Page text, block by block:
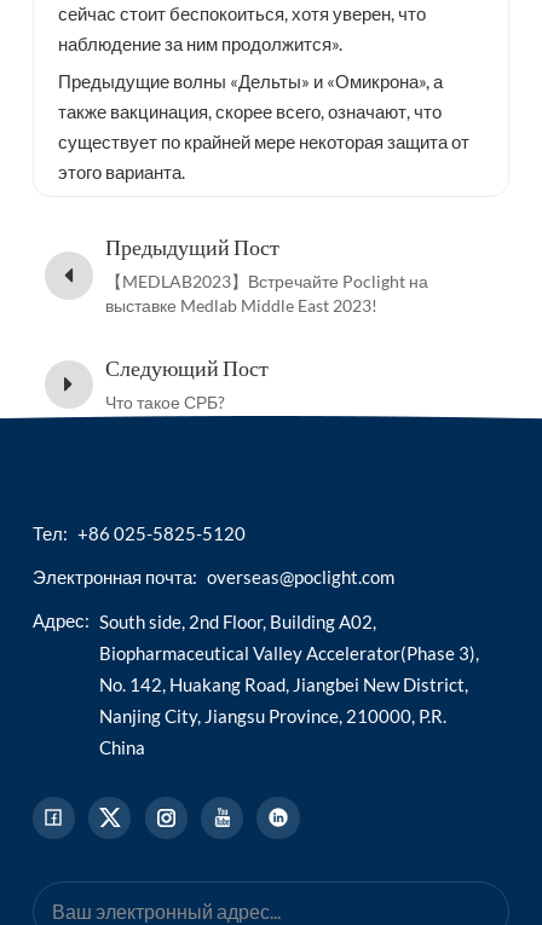
сейчас стоит беспокоиться, хотя уверен, что
наблюдение за ним продолжится».
Предыдущие волны «Дельты» и «Омикрона», а
также вакцинация, скорее всего, означают, что
существует по крайней мере некоторая защита от
этого варианта.
Предыдущий Пост
【MEDLAB2023】Встречайте Poclight на
выставке Medlab Middle East 2023!
Следующий Пост
Что такое СРБ?
Тел: +86 025-5825-5120
Электронная почта: overseas@poclight.com
Адрес: South side, 2nd Floor, Building A02,
Biopharmaceutical Valley Accelerator(Phase 3),
No. 142, Huakang Road, Jiangbei New District,
Nanjing City, Jiangsu Province, 210000, P.R.
China